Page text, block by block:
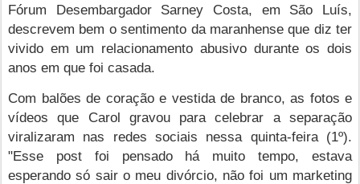
Fórum Desembargador Sarney Costa, em São Luís,
descrevem bem o sentimento da maranhense que diz ter
vivido em um relacionamento abusivo durante os dois
anos em que foi casada.
Com balões de coração e vestida de branco, as fotos e
vídeos que Carol gravou para celebrar a separação
viralizaram nas redes sociais nessa quinta-feira (1º).
"Esse post foi pensado há muito tempo, estava
esperando só sair o meu divórcio, não foi um marketing